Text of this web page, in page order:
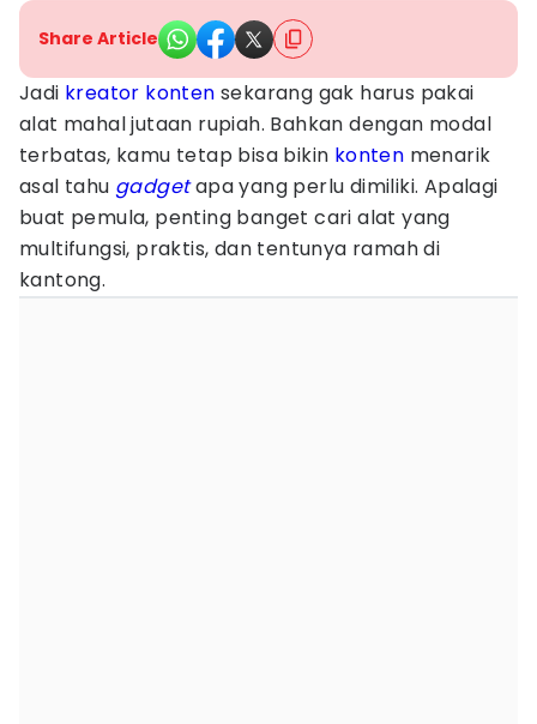
Share Article
Jadi kreator konten sekarang gak harus pakai
alat mahal jutaan rupiah. Bahkan dengan modal
terbatas, kamu tetap bisa bikin konten menarik
asal tahu gadgetapa yang perlu dimiliki. Apalagi
buat pemula, penting banget cari alat yang
multifungsi, praktis, dan tentunya ramah di
kantong.